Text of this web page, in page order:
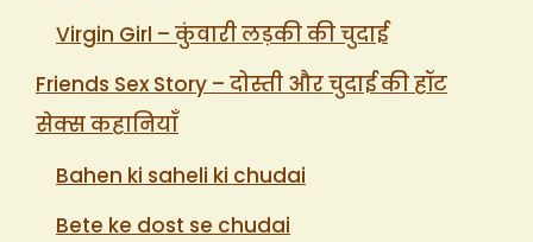
Virgin Girl – कुंवारी लड़की की चुदाई
Friends Sex Story – दोस्ती और चुदाई की हॉट
सेक्स कहानियाँ
Bahen ki saheli ki chudai
Bete ke dost se chudai